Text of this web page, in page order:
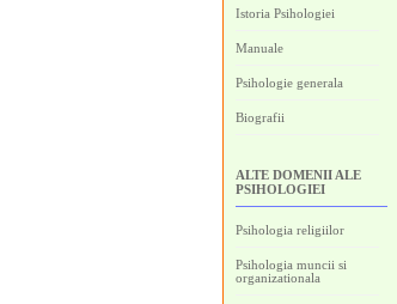
Istoria Psihologiei
Manuale
Psihologie generala
Biografii
ALTE DOMENII ALE
PSIHOLOGIEI
Psihologia religiilor
Psihologia muncii si
organizationala